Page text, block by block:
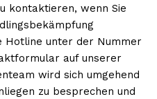
kontaktieren, wenn Sie
Hotline unter der Nummer
auf unserer
wird sich umgehend
zu besprechen und